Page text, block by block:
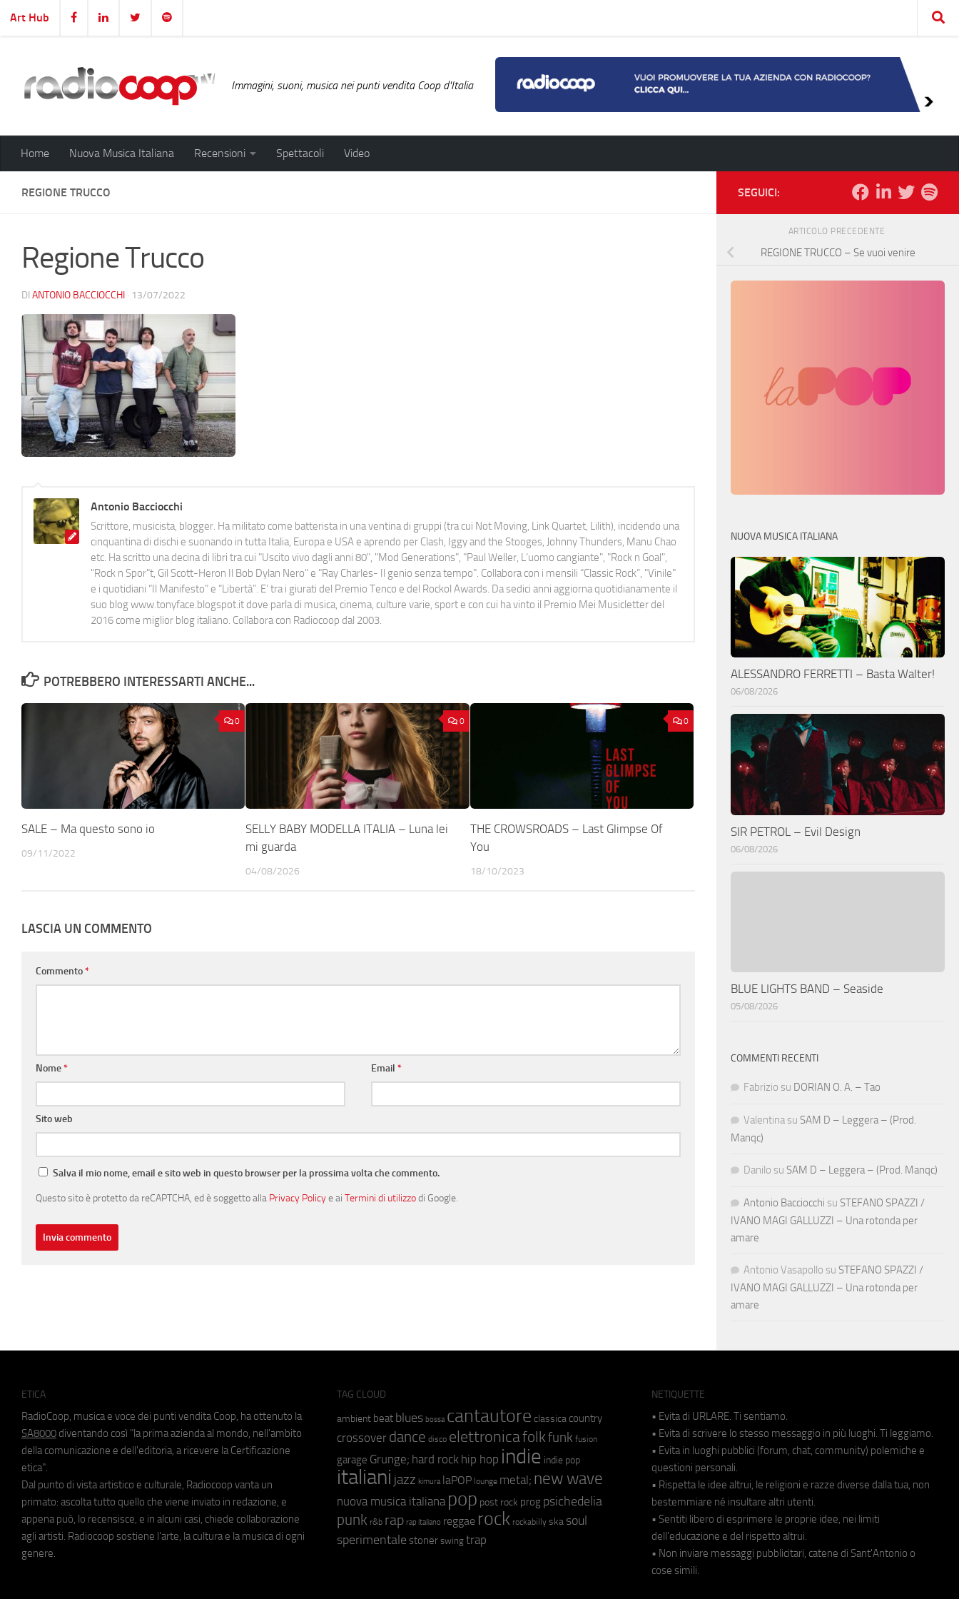
Salta al contenuto
Art Hub
Immagini, suoni, musica nei punti vendita Coop d'Italia
Home Nuova Musica Italiana Recensioni Spettacoli Video
REGIONE TRUCCO
Regione Trucco
DI ANTONIO BACCIOCCHI · 13/07/2022
Antonio Bacciocchi
Scrittore, musicista, blogger. Ha militato come batterista in una ventina di gruppi (tra cui Not Moving, Link Quartet, Lilith), incidendo una
cinquantina di dischi e suonando in tutta Italia, Europa e USA e aprendo per Clash, Iggy and the Stooges, Johnny Thunders, Manu Chao
etc. Ha scritto una decina di libri tra cui "Uscito vivo dagli anni 80", "Mod Generations", "Paul Weller, L’uomo cangiante", "Rock n Goal",
"Rock n Spor"t, Gil Scott-Heron Il Bob Dylan Nero" e "Ray Charles- Il genio senza tempo". Collabora con i mensili “Classic Rock”, "Vinile"
e i quotidiani “Il Manifesto” e “Libertà”. E' tra i giurati del Premio Tenco e del Rockol Awards. Da sedici anni aggiorna quotidianamente il
suo blog www.tonyface.blogspot.it dove parla di musica, cinema, culture varie, sport e con cui ha vinto il Premio Mei Musicletter del
2016 come miglior blog italiano. Collabora con Radiocoop dal 2003.
POTREBBERO INTERESSARTI ANCHE...
0
SALE – Ma questo sono io
09/11/2022
0
SELLY BABY MODELLA ITALIA – Luna lei
mi guarda
04/08/2026
0
THE CROWSROADS – Last Glimpse Of
You
18/10/2023
LASCIA UN COMMENTO
Commento*
Nome* Email*
Sito web
Salva il mio nome, email e sito web in questo browser per la prossima volta che commento.
Questo sito è protetto da reCAPTCHA, ed è soggetto alla Privacy Policye ai Termini di utilizzodi Google.
SEGUICI:
ARTICOLO PRECEDENTE
REGIONE TRUCCO – Se vuoi venire
NUOVA MUSICA ITALIANA
ALESSANDRO FERRETTI – Basta Walter!
06/08/2026
SIR PETROL – Evil Design
06/08/2026
BLUE LIGHTS BAND – Seaside
05/08/2026
COMMENTI RECENTI
Fabrizio su DORIAN O. A. – Tao
Valentina su SAM D – Leggera – (Prod.
Manqc)
Danilo su SAM D – Leggera – (Prod. Manqc)
Antonio Bacciocchi su STEFANO SPAZZI /
IVANO MAGI GALLUZZI – Una rotonda per
amare
Antonio Vasapollo su STEFANO SPAZZI /
IVANO MAGI GALLUZZI – Una rotonda per
amare
ETICA
RadioCoop, musica e voce dei punti vendita Coop, ha ottenuto la
SA8000 diventando così "la prima azienda al mondo, nell'ambito
della comunicazione e dell'editoria, a ricevere la Certificazione
etica".
Dal punto di vista artistico e culturale, Radiocoop vanta un
primato: ascolta tutto quello che viene inviato in redazione, e
appena può, lo recensisce, e in alcuni casi, chiede collaborazione
agli artisti. Radiocoop sostiene l'arte, la cultura e la musica di ogni
genere.
TAG CLOUD
ambient beat blues bossa cantautore classica country
crossover dance disco elettronicafolkfunk fusion
garage Grunge; hard rock hip hop indie indie pop
italiani jazz kimura laPOP lounge metal; new wave
nuova musica italiana pop post rock prog psichedelia
punk r&b rap rap italiano reggae rock rockabilly ska soul
sperimentale stoner swing trap
NETIQUETTE
• Evita di URLARE. Ti sentiamo.
• Evita di scrivere lo stesso messaggio in più luoghi. Ti leggiamo.
• Evita in luoghi pubblici (forum, chat, community) polemiche e
questioni personali.
• Rispetta le idee altrui, le religioni e razze diverse dalla tua, non
bestemmiare né insultare altri utenti.
• Sentiti libero di esprimere le proprie idee, nei limiti
dell'educazione e del rispetto altrui.
• Non inviare messaggi pubblicitari, catene di Sant'Antonio o
cose simili.